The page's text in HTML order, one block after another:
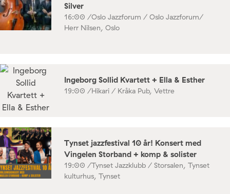
Silver
16:00 /Oslo Jazzforum / Oslo Jazzforum/
Herr Nilsen, Oslo
Ingeborg Sollid Kvartett + Ella & Esther
19:00 /Hikari / Kråka Pub, Vettre
Tynset jazzfestival 10 år! Konsert med
Vingelen Storband + komp & solister
19:00 /Tynset Jazzklubb / Storsalen, Tynset
kulturhus, Tynset